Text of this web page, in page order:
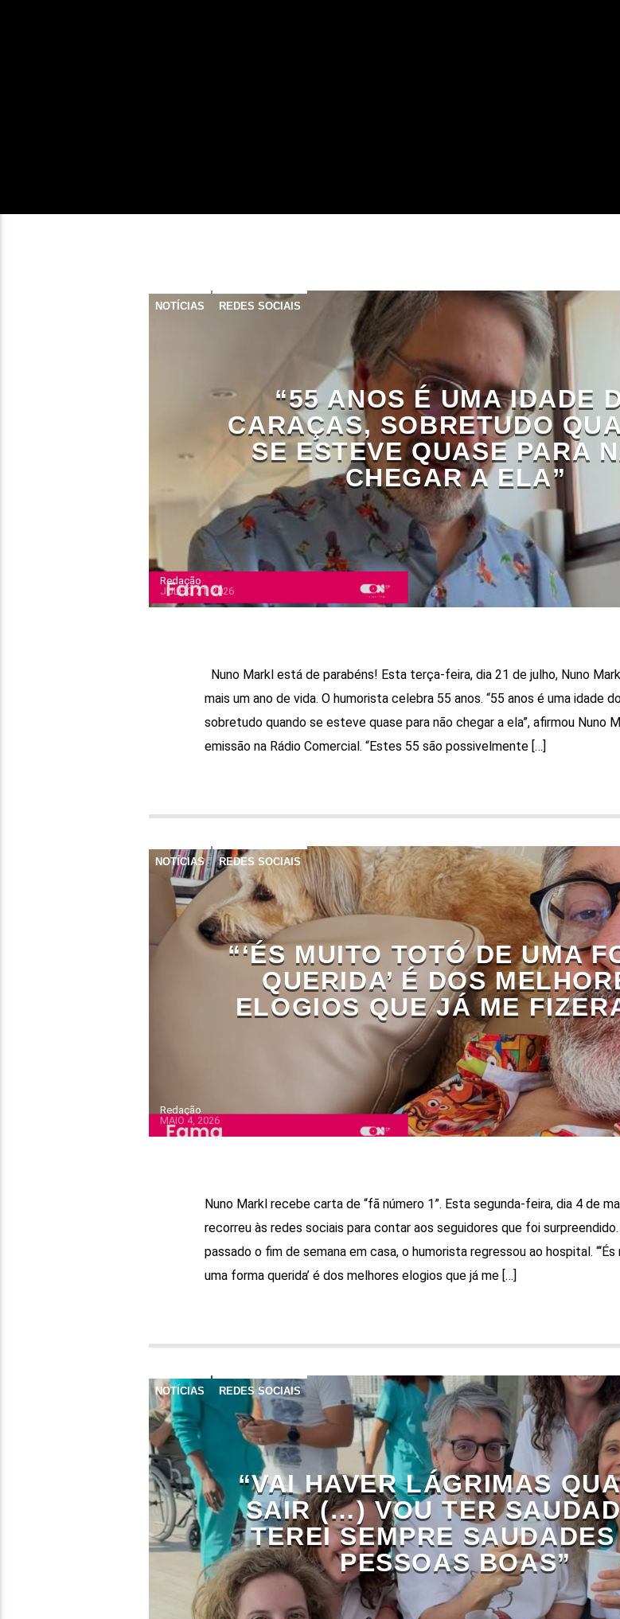
NOTÍCIAS REDES SOCIAIS
“55 ANOS É UMA IDADE
CARAÇAS, SOBRETUDO
SE ESTEVE QUASE PARA
CHEGAR A ELA”
Redação
JULHO 21, 2026
Nuno Markl está de parabéns! Esta terça-feira, dia 21 de julho, Nuno
mais um ano de vida. O humorista celebra 55 anos. “55 anos é uma idade
sobretudo quando se esteve quase para não chegar a ela”, afirmou Nuno
emissão na Rádio Comercial. “Estes 55 são possivelmente […]
NOTÍCIAS REDES SOCIAIS
“‘ÉS MUITO TOTÓ DE UMA
QUERIDA’ É DOS
ELOGIOS QUE JÁ ME
Redação
MAIO 4, 2026
Nuno Markl recebe carta de “fã número 1”. Esta segunda-feira, dia 4 de
recorreu às redes sociais para contar aos seguidores que foi
passado o fim de semana em casa, o humorista regressou ao hospital.
uma forma querida’ é dos melhores elogios que já me […]
NOTÍCIAS REDES SOCIAIS
“VAI HAVER LÁGRIMAS
SAIR (…) VOU TER
TEREI SEMPRE
PESSOAS BOAS”